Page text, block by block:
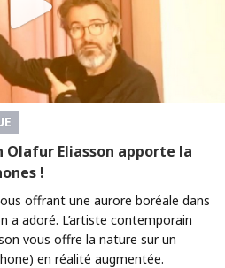
Eliasson apporte la
!
offrant une aurore boréale dans
a adoré. L’artiste contemporain
vous offre la nature sur un
en réalité augmentée.